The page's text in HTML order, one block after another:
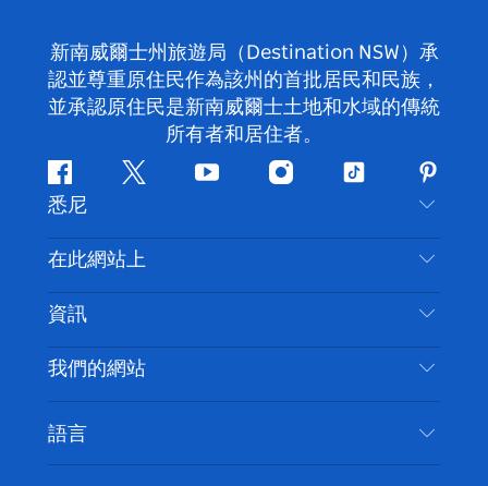
新南威爾士州旅遊局（Destination NSW）承
認並尊重原住民作為該州的首批居民和民族，
並承認原住民是新南威爾士土地和水域的傳統
所有者和居住者。
Facebook嘰
喳
喳
Youtube Instagram
抖
悉尼
聯絡我們
免責聲明
隱私
Cookie 通知
在此網站上
目的地
要做的事情
新南威爾斯州公路旅行
活動
住宿
資訊
旅行資訊
無障礙悉尼
列出您的業務
我們的網站
語言